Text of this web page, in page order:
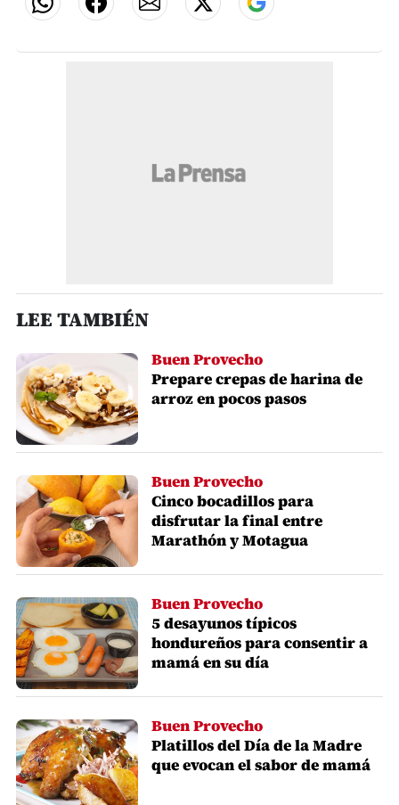
LEE TAMBIÉN
Buen Provecho
Prepare crepas de harina de
arroz en pocos pasos
Buen Provecho
Cinco bocadillos para
disfrutar la final entre
Marathón y Motagua
Buen Provecho
5 desayunos típicos
hondureños para consentir a
mamá en su día
Buen Provecho
Platillos del Día de la Madre
que evocan el sabor de mamá